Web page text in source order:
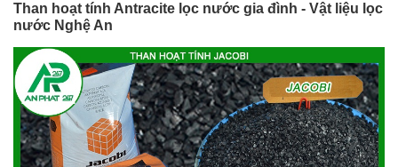
Than hoạt tính Antracite lọc nước gia đình - Vật liệu lọc
nước Nghệ An